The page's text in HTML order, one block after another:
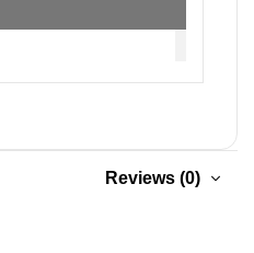
Reviews (0)